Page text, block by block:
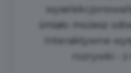
śmiało możesz
Interaktywne
rozrywki - z